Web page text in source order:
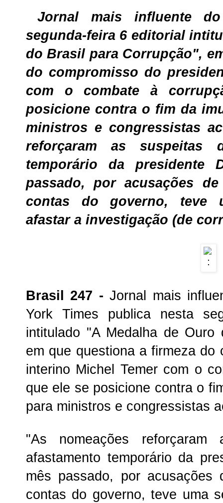
Jornal mais influente
segunda-feira 6 editorial
do Brasil para Corrupção",
do compromisso do
com o combate à
posicione contra o fim da
ministros e congressistas
reforçaram as suspeitas
temporário da presidente
passado, por acusações
contas do governo, teve
afastar a investigação (de
Brasil 247 - Jornal mais
York Times publica nesta
intitulado "A Medalha de Ouro
em que questiona a firmeza do
interino Michel Temer com o
que ele se posicione contra o
para ministros e congressistas
"As nomeações
afastamento temporário da
mês passado, por acusações
contas do governo, teve uma